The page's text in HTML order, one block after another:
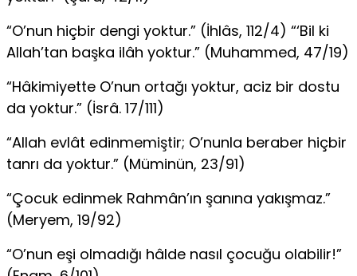
“O’nun hiçbir dengi yoktur.” (İhlâs, 112/4) “‘Bil ki
Allah’tan başka ilâh yoktur.” (Muhammed, 47/19)
“Hâkimiyette O’nun ortağı yoktur, aciz bir dostu
da yoktur.” (İsrâ. 17/111)
“Allah evlât edinmemiştir; O’nunla beraber hiçbir
tanrı da yoktur.” (Müminün, 23/91)
“Çocuk edinmek Rahmân’ın şanına yakışmaz.”
(Meryem, 19/92)
“O’nun eşi olmadığı hâlde nasıl çocuğu olabilir!”